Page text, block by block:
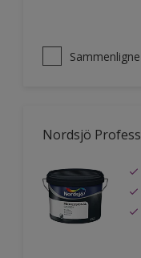
Sammenligne
Nordsjö